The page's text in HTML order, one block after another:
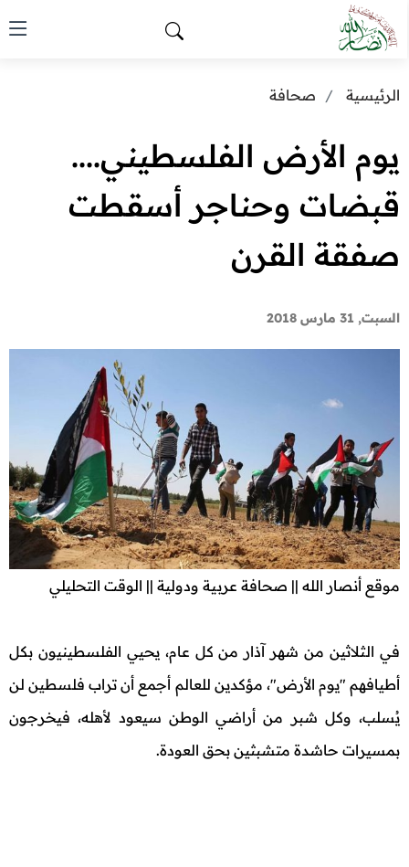
الرئيسية صحافة
يوم الأرض الفلسطيني....
قبضات وحناجر أسقطت
صفقة القرن
السبت, 31 مارس 2018
موقع أنصار الله || صحافة عربية ودولية || الوقت التحليلي
في الثلاثين من شهر آذار من كل عام، يحيي الفلسطينيون بكل
أطيافهم "يوم الأرض"، مؤكدين للعالم أجمع أن تراب فلسطين لن
يُسلب، وكل شبر من أراضي الوطن سيعود لأهله، فيخرجون
بمسيرات حاشدة متشبثين بحق العودة.